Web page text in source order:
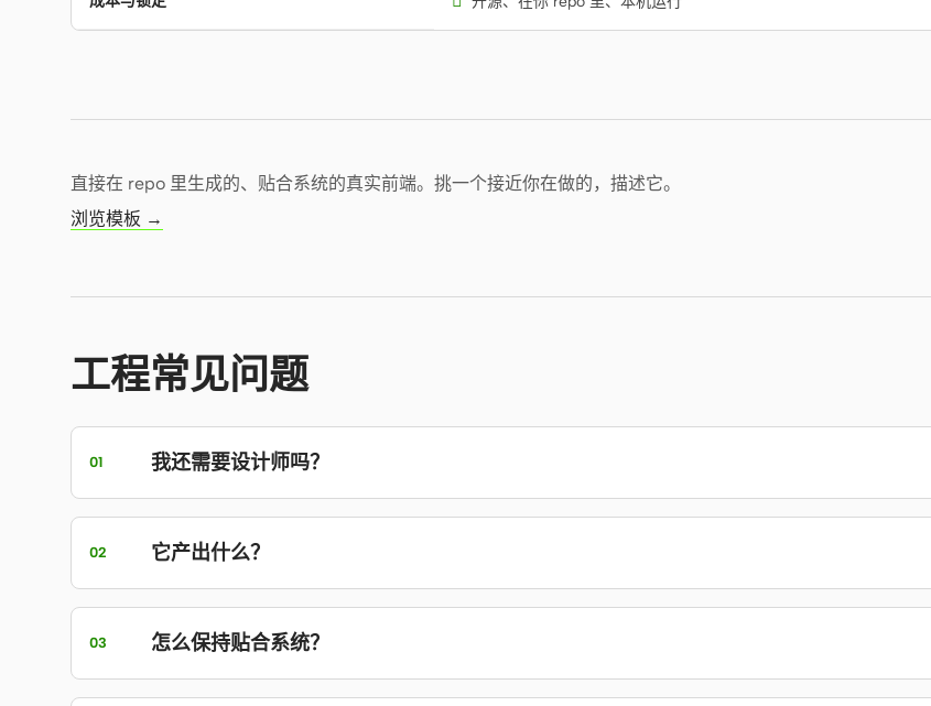
直接在 repo 里生成的、贴合系统的真实前端。挑一个接近你在做的，描述它。
浏览模板 →
工程常见问题
01 我还需要设计师吗？
02 它产出什么？
03 怎么保持贴合系统？